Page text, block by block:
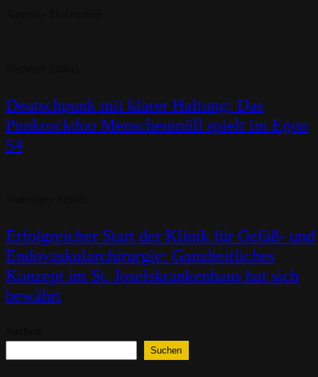
Deutschpunk mit klarer Haltung: Das
Punkrockduo Menschenmüll spielt im Egon
54
Erfolgreicher Start der Klinik für Gefäß- und
Endovaskularchirurgie: Ganzheitliches
Konzept im St. Josefskrankenhaus hat sich
bewährt
Suchen